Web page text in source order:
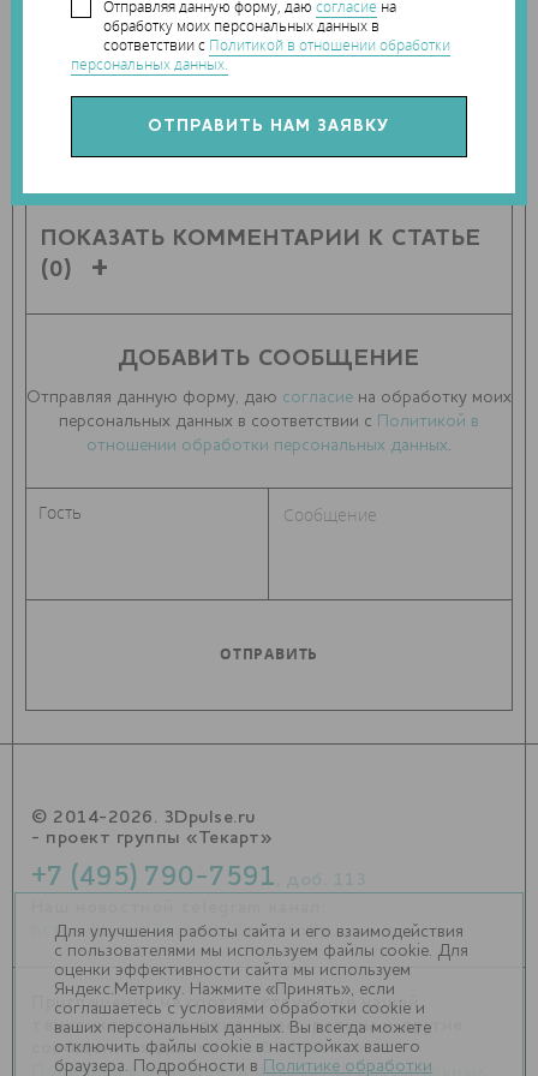
Отправляя данную форму, даюсогласие на
обработку моих персональных данных в
соответствии с Политикой в отношении обработки
персональных данных.
ПОКАЗАТЬ КОММЕНТАРИИ К СТАТЬЕ
(0)
ДОБАВИТЬ СООБЩЕНИЕ
Отправляя данную форму, даю согласие на обработку моих
персональных данных в соответствии с Политикой в
отношении обработки персональных данных
© 2014-2026. 3Dpulse.ru
- проект группы «Текарт»
+7 (495) 790-7591
https://t.me/Techart_CaseStudy
Приглашения на соответствующие нашей
тематике мероприятия, пресс-релизы и другие
сообщения ждем наinfo@3dpulse.ru .
Политика в отношении обработки персональных
Для улучшения работы сайта и его взаимодействия
с пользователями мы используем файлы cookie. Для
оценки эффективности сайта мы используем
Яндекс.Метрику. Нажмите «Принять», если
соглашаетесь с условиями обработки cookie и
ваших персональных данных. Вы всегда можете
отключить файлы cookie в настройках вашего
браузера. Подробности в
Политике обработки